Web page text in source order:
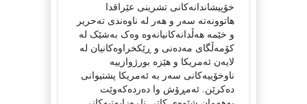
خۆپیشاندانەکانی تشرینی عێراقدا
هاتوونەتە سەر و هەر لە ناوەندی تەحریر
و خێمە هەڵدانەکانیانەوە وەک بەشێک لە
کۆمەڵگای مەدەنی و ڕێکخراوەکانیان لە
لایەن ئەمریکا و هێزە بورژوازییە
ناوخۆییەکانی سەر بە ئەمریکا پشتیوانی
دەکرێن. ئەمڕۆش وا دەردەکەوێت